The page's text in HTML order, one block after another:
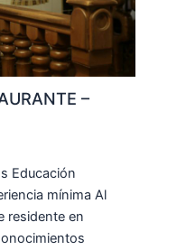
–
Educación
mínima Al
residente en